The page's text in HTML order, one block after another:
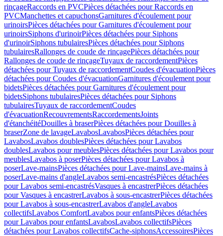
rinçageRaccords en PVCPièces détachées pour Raccords en
PVCManchettes et capuchonsGarnitures d'écoulement pour
urinoirsPièces détachées pour Garnitures d'écoulement pour
urinoirsSiphons d'urinoirPièces détachées pour Siphons
d'urinoirSiphons tubulairesPièces détachées pour Siphons
tubulairesRallonges de coude de rinçagePièces détachées pour
Rallonges de coude de rinçageTuyaux de raccordementPièces
détachées pour Tuyaux de raccordementCoudes d'évacuationPièces
détachées pour Coudes d'évacuationGarnitures d'écoulement pour
bidetsPièces détachées pour Garnitures d'écoulement pour
bidetsSiphons tubulairesPièces détachées pour Siphons
tubulairesTuyaux de raccordementCoudes
d'évacuationRecouvrementsRaccordementsJoints
d'étanchéitéDouilles à braserPièces détachées pour Douilles à
braserZone de lavageLavabosLavabosPièces détachées pour
LavabosLavabos doublesPièces détachées pour Lavabos
doublesLavabos pour meublesPièces détachées pour Lavabos pour
meublesLavabos à poserPièces détachées pour Lavabos à
poserLave-mainsPièces détachées pour Lave-mainsLave-mains à
poserLave-mains d'angleLavabos semi-encastrésPièces détachées
pour Lavabos semi-encastrésVasques à encastrerPièces détachées
pour Vasques à encastrerLavabos à sous-encastrerPièces détachées
pour Lavabos à sous-encastrerLavabos d'angleLavabos
collectifsLavabos ComfortLavabos pour enfantsPièces détachées
pour Lavabos pour enfantsLavabosLavabos collectifsPièces
détachées pour Lavabos collectifsCache-siphonsAccessoiresPièces